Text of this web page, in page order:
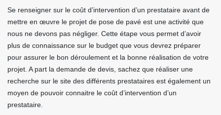
Se renseigner sur le coût d’intervention d’un prestataire avant de
mettre en œuvre le projet de pose de pavé est une activité que
nous ne devons pas négliger. Cette étape vous permet d’avoir
plus de connaissance sur le budget que vous devrez préparer
pour assurer le bon déroulement et la bonne réalisation de votre
projet. A part la demande de devis, sachez que réaliser une
recherche sur le site des différents prestataires est également un
moyen de pouvoir connaitre le coût d’intervention d’un
prestataire.